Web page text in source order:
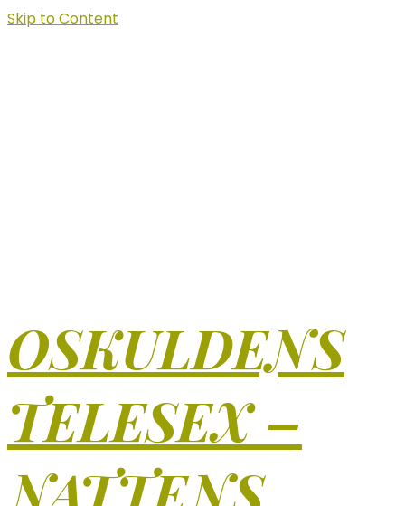
Skip to Content
OSKULDENS
TELESEX –
NATTENS